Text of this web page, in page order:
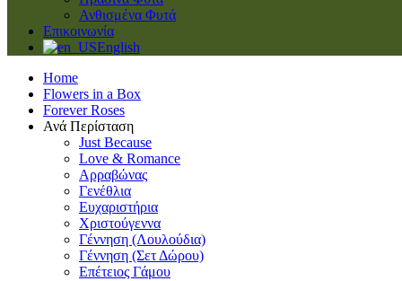
Ανθισμένα Φυτά
Επικοινωνία
English
Home
Flowers in a Box
Forever Roses
Ανά Περίσταση
Just Because
Love & Romance
Αρραβώνας
Γενέθλια
Ευχαριστήρια
Χριστούγεννα
Γέννηση (Λουλούδια)
Γέννηση (Σετ Δώρου)
Επέτειος Γάμου